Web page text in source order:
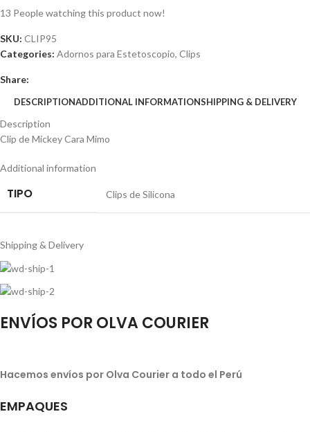
13 People watching this product now!
SKU: CLIP95
Categories: Adornos para Estetoscopio, Clips
Share:
DESCRIPTIONADDITIONAL INFORMATIONSHIPPING & DELIVERY
Description
Clip de Mickey Cara Mimo
Additional information
TIPO Clips de Silicona
Shipping & Delivery
ENVÍOS POR OLVA COURIER
Hacemos envíos por Olva Courier a todo el Perú
EMPAQUES